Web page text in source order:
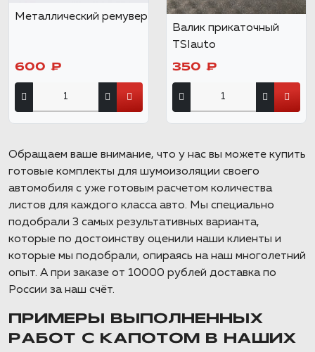
Металлический ремувер
600 ₽
Валик прикаточный
TSIauto
350 ₽
Обращаем ваше внимание, что у нас вы можете купить
готовые комплекты для шумоизоляции своего
автомобиля с уже готовым расчетом количества
листов для каждого класса авто. Мы специально
подобрали 3 самых результативных варианта,
которые по достоинству оценили наши клиенты и
которые мы подобрали, опираясь на наш многолетний
опыт. А при заказе от 10000 рублей доставка по
России за наш счёт.
ПРИМЕРЫ ВЫПОЛНЕННЫХ
РАБОТ С КАПОТОМ В НАШИХ